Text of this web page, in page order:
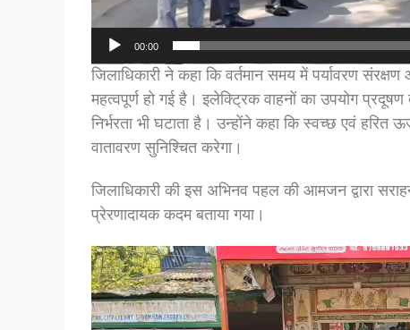
00:00
जिलाधिकारी ने कहा कि वर्तमान समय में पर्यावरण
महत्वपूर्ण हो गई है। इलेक्ट्रिक वाहनों का उपयोग
निर्भरता भी घटाता है। उन्होंने कहा कि स्वच्छ एवं हरित
वातावरण सुनिश्चित करेगा।
जिलाधिकारी की इस अभिनव पहल की आमजन द्वारा
प्रेरणादायक कदम बताया गया।
Video
Player